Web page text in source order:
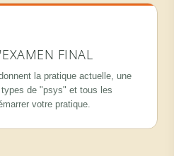
FINAL
la pratique actuelle, une
de "psys" et tous les
votre pratique.